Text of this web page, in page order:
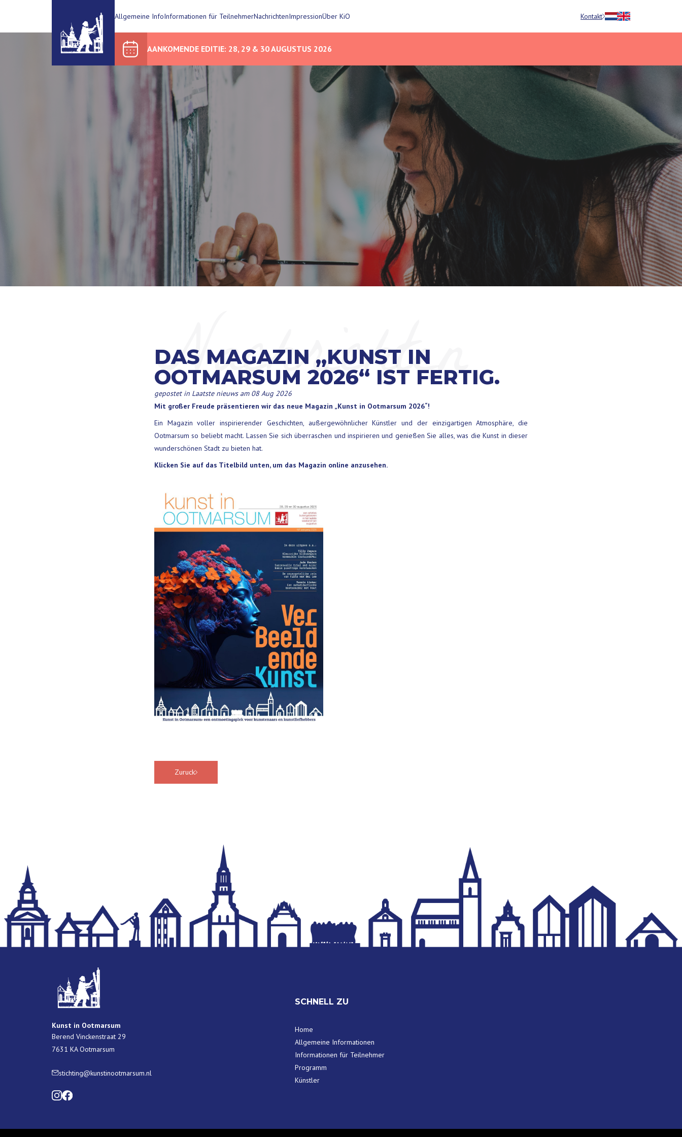
Allgemeine InfoInformationen für TeilnehmerNachrichtenImpressionÜber KiO Kontakt
AANKOMENDE EDITIE: 28, 29 & 30 AUGUSTUS 2026
Nachrichten
DAS MAGAZIN „KUNST IN
OOTMARSUM 2026“ IST FERTIG.
gepostet in Laatste nieuwsam 08 Aug 2026
Mit großer Freude präsentieren wir das neue Magazin „Kunst in Ootmarsum 2026“!
Ein Magazin voller inspirierender Geschichten, außergewöhnlicher Künstler und der einzigartigen Atmosphäre, die
Ootmarsum so beliebt macht. Lassen Sie sich überraschen und inspirieren und genießen Sie alles, was die Kunst in dieser
wunderschönen Stadt zu bieten hat.
Klicken Sie auf das Titelbild unten, um das Magazin online anzusehen.
Zuruck
Kunst in Ootmarsum
Berend Vinckenstraat 29
7631 KA Ootmarsum
stichting@kunstinootmarsum.nl
SCHNELL ZU
Home
Allgemeine Informationen
Informationen für Teilnehmer
Programm
Künstler